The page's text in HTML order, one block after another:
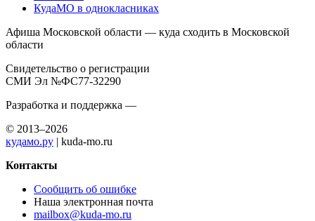
КудаМО в однокласниках
Афиша Московской области — куда сходить в Московской
области
Свидетельство о регистрации
СМИ Эл №ФС77-32290
Разработка и поддержка —
© 2013–2026
кудамо.ру | kuda-mo.ru
Контакты
Сообщить об ошибке
Наша электронная почта
mailbox@kuda-mo.ru